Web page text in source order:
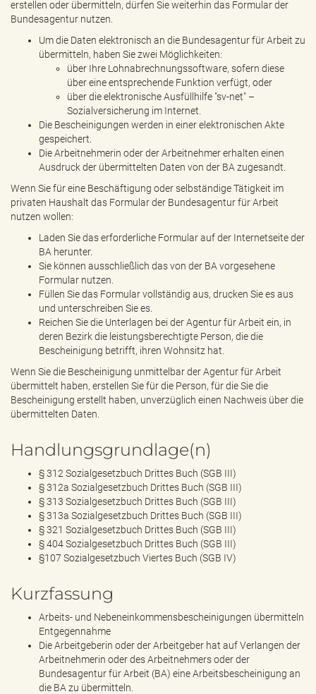
erstellen oder übermitteln, dürfen Sie weiterhin das Formular der
Bundesagentur nutzen.
Um die Daten elektronisch an die Bundesagentur für Arbeit zu
übermitteln, haben Sie zwei Möglichkeiten:
über Ihre Lohnabrechnungssoftware, sofern diese
über eine entsprechende Funktion verfügt, oder
über die elektronische Ausfüllhilfe "sv-net" –
Sozialversicherung im Internet.
Die Bescheinigungen werden in einer elektronischen Akte
gespeichert.
Die Arbeitnehmerin oder der Arbeitnehmer erhalten einen
Ausdruck der übermittelten Daten von der BA zugesandt.
Wenn Sie für eine Beschäftigung oder selbständige Tätigkeit im
privaten Haushalt das Formular der Bundesagentur für Arbeit
nutzen wollen:
Laden Sie das erforderliche Formular auf der Internetseite der
BA herunter.
Sie können ausschließlich das von der BA vorgesehene
Formular nutzen.
Füllen Sie das Formular vollständig aus, drucken Sie es aus
und unterschreiben Sie es.
Reichen Sie die Unterlagen bei der Agentur für Arbeit ein, in
deren Bezirk die leistungsberechtigte Person, die die
Bescheinigung betrifft, ihren Wohnsitz hat.
Wenn Sie die Bescheinigung unmittelbar der Agentur für Arbeit
übermittelt haben, erstellen Sie für die Person, für die Sie die
Bescheinigung erstellt haben, unverzüglich einen Nachweis über die
übermittelten Daten.
Handlungsgrundlage(n)
§ 312 Sozialgesetzbuch Drittes Buch (SGB III)
§ 312a Sozialgesetzbuch Drittes Buch (SGB III)
§ 313 Sozialgesetzbuch Drittes Buch (SGB III)
§ 313a Sozialgesetzbuch Drittes Buch (SGB III)
§ 321 Sozialgesetzbuch Drittes Buch (SGB III)
§ 404 Sozialgesetzbuch Drittes Buch (SGB III)
§107 Sozialgesetzbuch Viertes Buch (SGB IV)
Kurzfassung
Arbeits- und Nebeneinkommensbescheinigungen übermitteln
Entgegennahme
Die Arbeitgeberin oder der Arbeitgeber hat auf Verlangen der
Arbeitnehmerin oder des Arbeitnehmers oder der
Bundesagentur für Arbeit (BA) eine Arbeitsbescheinigung an
die BA zu übermitteln.